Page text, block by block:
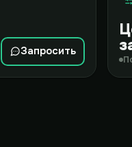
Запросить